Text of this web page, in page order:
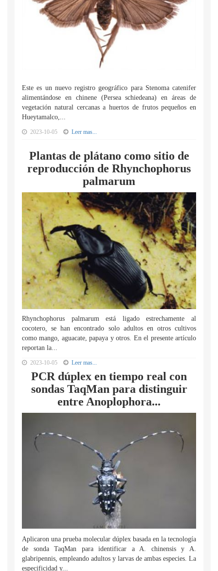
Este es un nuevo registro geográfico para Stenoma catenifer
alimentándose en chinene (Persea schiedeana) en áreas de
vegetación natural cercanas a huertos de frutos pequeños en
Hueytamalco,...
2023-10-05 Leer mas...
Plantas de plátano como sitio de
reproducción de Rhynchophorus
palmarum
Rhynchophorus palmarum está ligado estrechamente al
cocotero, se han encontrado solo adultos en otros cultivos
como mango, aguacate, papaya y otros. En el presente artículo
reportan la...
2023-10-05 Leer mas...
PCR dúplex en tiempo real con
sondas TaqMan para distinguir
entre Anoplophora...
Aplicaron una prueba molecular dúplex basada en la tecnología
de sonda TaqMan para identificar a A. chinensis y A.
glabripennis, empleando adultos y larvas de ambas especies. La
especificidad y...